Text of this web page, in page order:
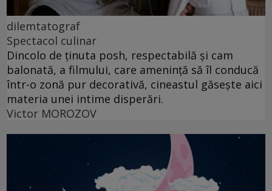
dilemtatograf
Spectacol culinar
Dincolo de ținuta posh, respectabilă și cam
balonată, a filmului, care amenință să îl conducă
într-o zonă pur decorativă, cineastul găsește aici
materia unei intime disperări.
Victor MOROZOV